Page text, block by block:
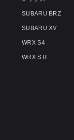
SUBARU BRZ
SUBARU XV
WRX S4
WRX STI